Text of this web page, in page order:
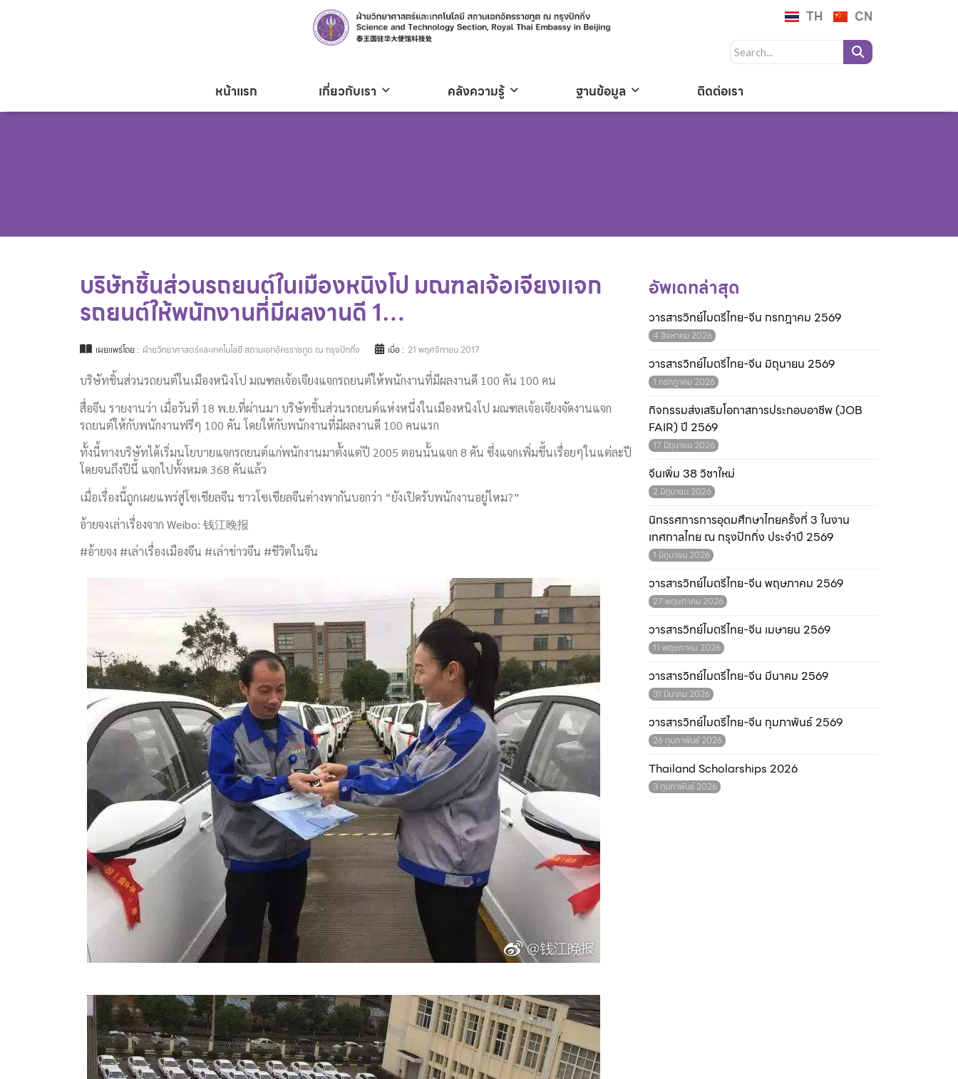
TH CN
หน้าแรก เกี่ยวกับเรา คลังความรู้ ฐานข้อมูล ติดต่อเรา
บริษัทชิ้นส่วนรถยนต์ในเมืองหนิงโป มณฑลเจ้อเจียงแจก
รถยนต์ให้พนักงานที่มีผลงานดี 1…
เผยแพร่โดย : ฝ่ายวิทยาศาสตร์และเทคโนโลยี สถานเอกอัครราชทูต ณ กรุงปักกิ่ง เมื่อ : 21 พฤศจิกายน 2017
บริษัทชิ้นส่วนรถยนต์ในเมืองหนิงโป มณฑลเจ้อเจียงแจกรถยนต์ให้พนักงานที่มีผลงานดี 100 คัน 100 คน
สื่อจีน รายงานว่า เมื่อวันที่ 18 พ.ย.ที่ผ่านมา บริษัทชิ้นส่วนรถยนต์แห่งหนึ่งในเมืองหนิงโป มณฑลเจ้อเจียงจัดงานแจก
รถยนต์ให้กับพนักงานฟรีๆ 100 คัน โดยให้กับพนักงานที่มีผลงานดี 100 คนแรก
ทั้งนี้ทางบริษัทได้เริ่มนโยบายแจกรถยนต์แก่พนักงานมาตั้งแต่ปี 2005 ตอนนั้นแจก 8 คัน ซึ่งแจกเพิ่มขึ้นเรื่อยๆในแต่ละปี
โดยจนถึงปีนี้ แจกไปทั้งหมด 368 คันแล้ว
เมื่อเรื่องนี้ถูกเผยแพร่สู่โซเชียลจีน ชาวโซเชียลจีนต่างพากันบอกว่า “ยังเปิดรับพนักงานอยู่ไหม?”
อ้ายจงเล่าเรื่องจาก Weibo: 钱江晚报
#อ้ายจง #เล่าเรื่องเมืองจีน #เล่าข่าวจีน #ชีวิตในจีน
อัพเดทล่าสุด
วารสารวิทย์ไมตรีไทย-จีน กรกฎาคม 2569
4 สิงหาคม 2026
วารสารวิทย์ไมตรีไทย-จีน มิถุนายน 2569
1 กรกฎาคม 2026
กิจกรรมส่งเสริมโอกาสการประกอบอาชีพ (JOB
FAIR) ปี 2569
17 มิถุนายน 2026
จีนเพิ่ม 38 วิชาใหม่
2 มิถุนายน 2026
นิทรรศการการอุดมศึกษาไทยครั้งที่ 3 ในงาน
เทศกาลไทย ณ กรุงปักกิ่ง ประจำปี 2569
1 มิถุนายน 2026
วารสารวิทย์ไมตรีไทย-จีน พฤษภาคม 2569
27 พฤษภาคม 2026
วารสารวิทย์ไมตรีไทย-จีน เมษายน 2569
11 พฤษภาคม 2026
วารสารวิทย์ไมตรีไทย-จีน มีนาคม 2569
31 มีนาคม 2026
วารสารวิทย์ไมตรีไทย-จีน กุมภาพันธ์ 2569
26 กุมภาพันธ์ 2026
Thailand Scholarships 2026
3 กุมภาพันธ์ 2026